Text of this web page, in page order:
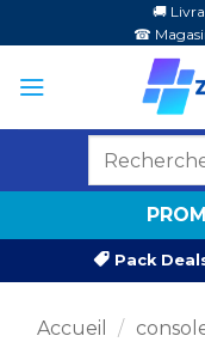
au
contenu
🚚
☎
Pack
Accueil /